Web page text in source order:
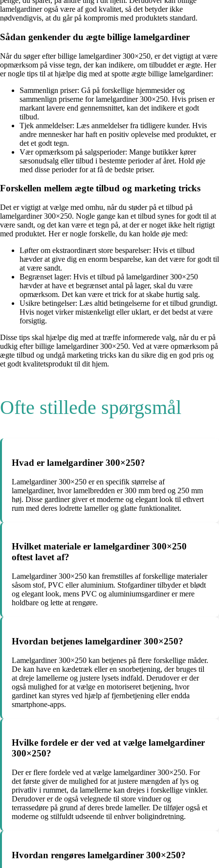
lamelgardiner også være af god kvalitet, så det betyder ikke
nødvendigvis, at du går på kompromis med produktets standard.
Sådan genkender du ægte billige lamelgardiner
Når du søger efter billige lamelgardiner 300×250, er det vigtigt at være
opmærksom på visse tegn, der kan indikere, om tilbuddet er ægte. Her
er nogle tips til at hjælpe dig med at spotte ægte billige lamelgardiner:
Sammenlign priser: Gå på forskellige hjemmesider og
sammenlign priserne for lamelgardiner 300×250. Hvis prisen er
markant lavere end gennemsnittet, kan det indikere et godt
tilbud.
Tjek anmeldelser: Læs anmeldelser fra tidligere kunder. Hvis
andre mennesker har haft en positiv oplevelse med produktet, er
det et godt tegn.
Vær opmærksom på salgsperioder: Mange butikker kører
sæsonudsalg eller tilbud i bestemte perioder af året. Hold øje
med disse perioder for at få de bedste priser.
Forskellen mellem ægte tilbud og marketing tricks
Det er vigtigt at vælge med omhu, når du støder på et tilbud på
lamelgardiner 300×250. Nogle gange kan et tilbud synes for godt til at
være sandt, og det kan være et tegn på, at der er noget ikke helt rigtigt
med produktet. Her er nogle forskelle, du kan holde øje med:
Løfter om ekstraordinært store besparelser: Hvis et tilbud
hævder at give dig en enorm besparelse, kan det være for godt til
at være sandt.
Begrænset lager: Hvis et tilbud på lamelgardiner 300×250
hævder at have et begrænset antal på lager, skal du være
opmærksom. Det kan være et trick for at skabe hurtig salg.
Usikre betingelser: Læs altid betingelserne for et tilbud grundigt.
Hvis noget virker mistænkeligt eller uklart, er det bedst at være
forsigtig.
Disse tips skal hjælpe dig med at træffe informerede valg, når du er på
udkig efter billige lamelgardiner 300×250. Ved at være opmærksom på
ægte tilbud og undgå marketing tricks kan du sikre dig en god pris og
et godt kvalitetsprodukt til dit hjem.
Ofte stillede spørgsmål
Hvad er lamelgardiner 300×250?
Lamelgardiner 300×250 er en specifik størrelse af
lamelgardiner, hvor lamelbredden er 300 mm bred og 250 mm
høj. Disse gardiner giver et moderne og elegant look til ethvert
rum med deres lodrette lameller og glatte funktionalitet.
Hvilket materiale er lamelgardiner 300×250
oftest lavet af?
Lamelgardiner 300×250 kan fremstilles af forskellige materialer
såsom stof, PVC eller aluminium. Stofgardiner tilbyder et blødt
og elegant look, mens PVC og aluminiumsgardiner er mere
holdbare og lette at rengøre.
Hvordan betjenes lamelgardiner 300×250?
Lamelgardiner 300×250 kan betjenes på flere forskellige måder.
De kan have en kædetræk eller en snorbetjening, der bruges til
at dreje lamellerne og justere lysets indfald. Derudover er der
også mulighed for at vælge en motoriseret betjening, hvor
gardinet kan styres ved hjælp af fjernbetjening eller endda
smartphone-apps.
Hvilke fordele er der ved at vælge lamelgardiner
300×250?
Der er flere fordele ved at vælge lamelgardiner 300×250. For
det første giver de mulighed for at justere mængden af lys og
privatliv i rummet, da lamellerne kan drejes i forskellige vinkler.
Derudover er de også velegnede til store vinduer og
terrassedøre på grund af deres brede lameller. De tilføjer også et
moderne og stilfuldt udseende til enhver boligindretning.
Hvordan rengøres lamelgardiner 300×250?